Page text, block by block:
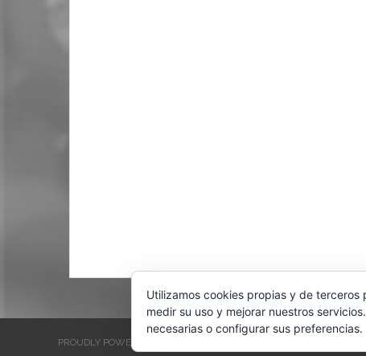
PROUDLY POWERED BY WORDPRESS
Utilizamos cookies propias y de
medir su uso y mejorar nuestros
necesarias o configurar sus preferencias.